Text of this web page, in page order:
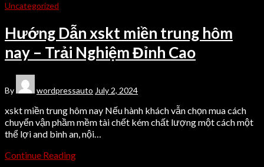
Uncategorized
Hướng Dẫn xskt miền trung hôm
nay – Trải Nghiệm Đỉnh Cao
By wordpressauto July 2, 2024
xskt miền trung hôm nay Nếu hành khách vẫn chọn mua cách
chuyển vận phầm mềm tài chết kém chất lượng một cách một
thể lợi and bình an, nội…
Continue Reading